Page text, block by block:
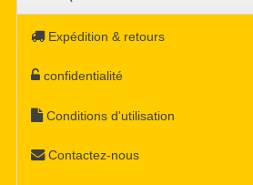
Expédition & retours
confidentialité
Conditions d'utilisation
Contactez-nous